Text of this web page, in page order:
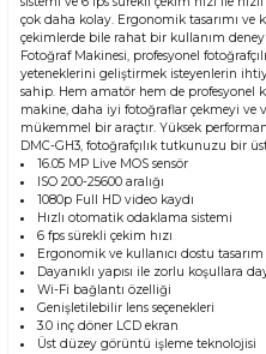
çok daha kolay. Ergonomik tasarımı ve
çekimlerde bile rahat bir kullanım
Fotoğraf Makinesi, profesyonel
yeteneklerini geliştirmek isteyenlerin
sahip. Hem amatör hem de profesyonel
makine, daha iyi fotoğraflar çekmeyi ve
mükemmel bir araçtır. Yüksek
DMC-GH3, fotoğrafçılık tutkunuzu bir
16.05 MP Live MOS sensör
ISO 200-25600 aralığı
1080p Full HD video kaydı
Hızlı otomatik odaklama sistemi
6 fps sürekli çekim hızı
Ergonomik ve kullanıcı dostu tasarım
Dayanıklı yapısı ile zorlu koşullara
Wi-Fi bağlantı özelliği
Genişletilebilir lens seçenekleri
3.0 inç döner LCD ekran
Üst düzey görüntü işleme teknolojisi